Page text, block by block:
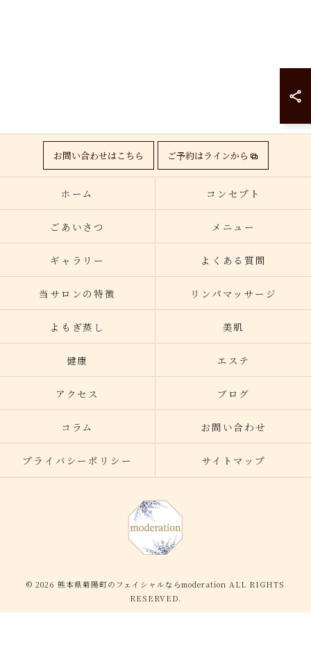
お問い合わせはこちら ご予約はラインから
ホーム コンセプト
ごあいさつ メニュー
ギャラリー よくある質問
当サロンの特徴 リンパマッサージ
よもぎ蒸し 美肌
健康 エステ
アクセス ブログ
コラム お問い合わせ
プライバシーポリシー サイトマップ
© 2026 熊本県菊陽町のフェイシャルならmoderation ALL RIGHTS
RESERVED.